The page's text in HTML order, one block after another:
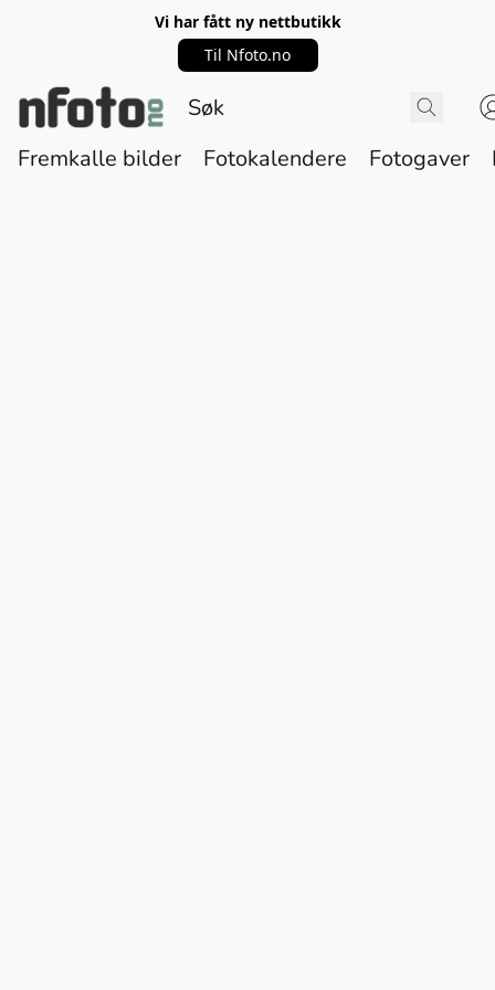
Vi har fått ny nettbutikk
Til Nfoto.no
Fremkalle bilder Fotokalendere Fotogaver